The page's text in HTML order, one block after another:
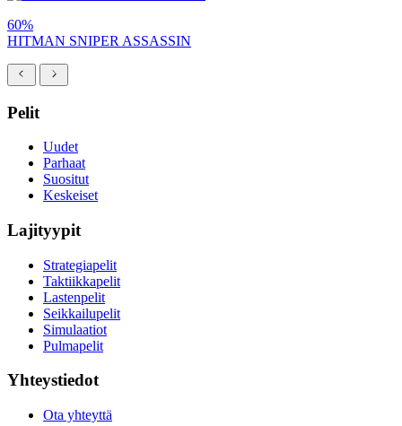
60%
HITMAN SNIPER ASSASSIN
Pelit
Uudet
Parhaat
Suositut
Keskeiset
Lajityypit
Strategiapelit
Taktiikkapelit
Lastenpelit
Seikkailupelit
Simulaatiot
Pulmapelit
Yhteystiedot
Ota yhteyttä